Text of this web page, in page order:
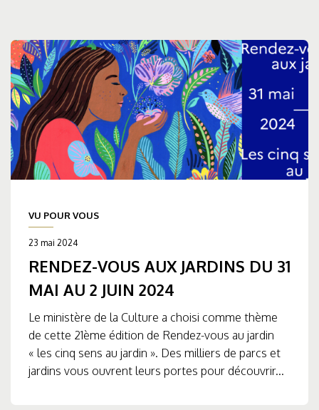
VU POUR VOUS
23 mai 2024
RENDEZ-VOUS AUX JARDINS DU 31
MAI AU 2 JUIN 2024
Le ministère de la Culture a choisi comme thème
de cette 21ème édition de Rendez-vous au jardin
« les cinq sens au jardin ». Des milliers de parcs et
jardins vous ouvrent leurs portes pour découvrir...